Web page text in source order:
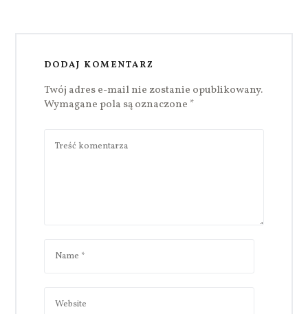
DODAJ KOMENTARZ
Twój adres e-mail nie zostanie opublikowany.
Wymagane pola są oznaczone *